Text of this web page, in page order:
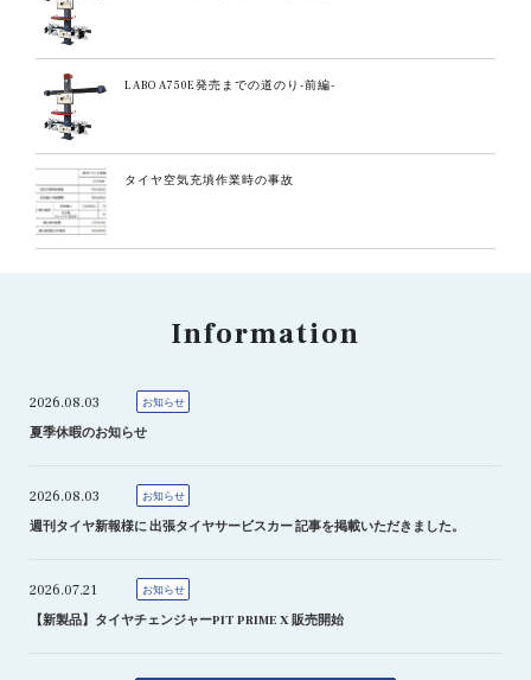
LABO A750E発売までの道のり-前編-
タイヤ空気充填作業時の事故
Information
2026.08.03 お知らせ
夏季休暇のお知らせ
2026.08.03 お知らせ
週刊タイヤ新報様に 出張タイヤサービスカー 記事を掲載いただきました。
2026.07.21 お知らせ
【新製品】タイヤチェンジャーPIT PRIME X 販売開始